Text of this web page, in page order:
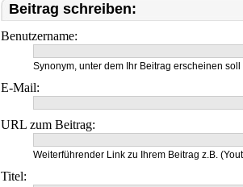
Beitrag schreiben:
Benutzername:
Synonym, unter dem Ihr Beitrag erscheinen soll
E-Mail:
URL zum Beitrag:
Weiterführender Link zu Ihrem Beitrag z.B.
Titel: